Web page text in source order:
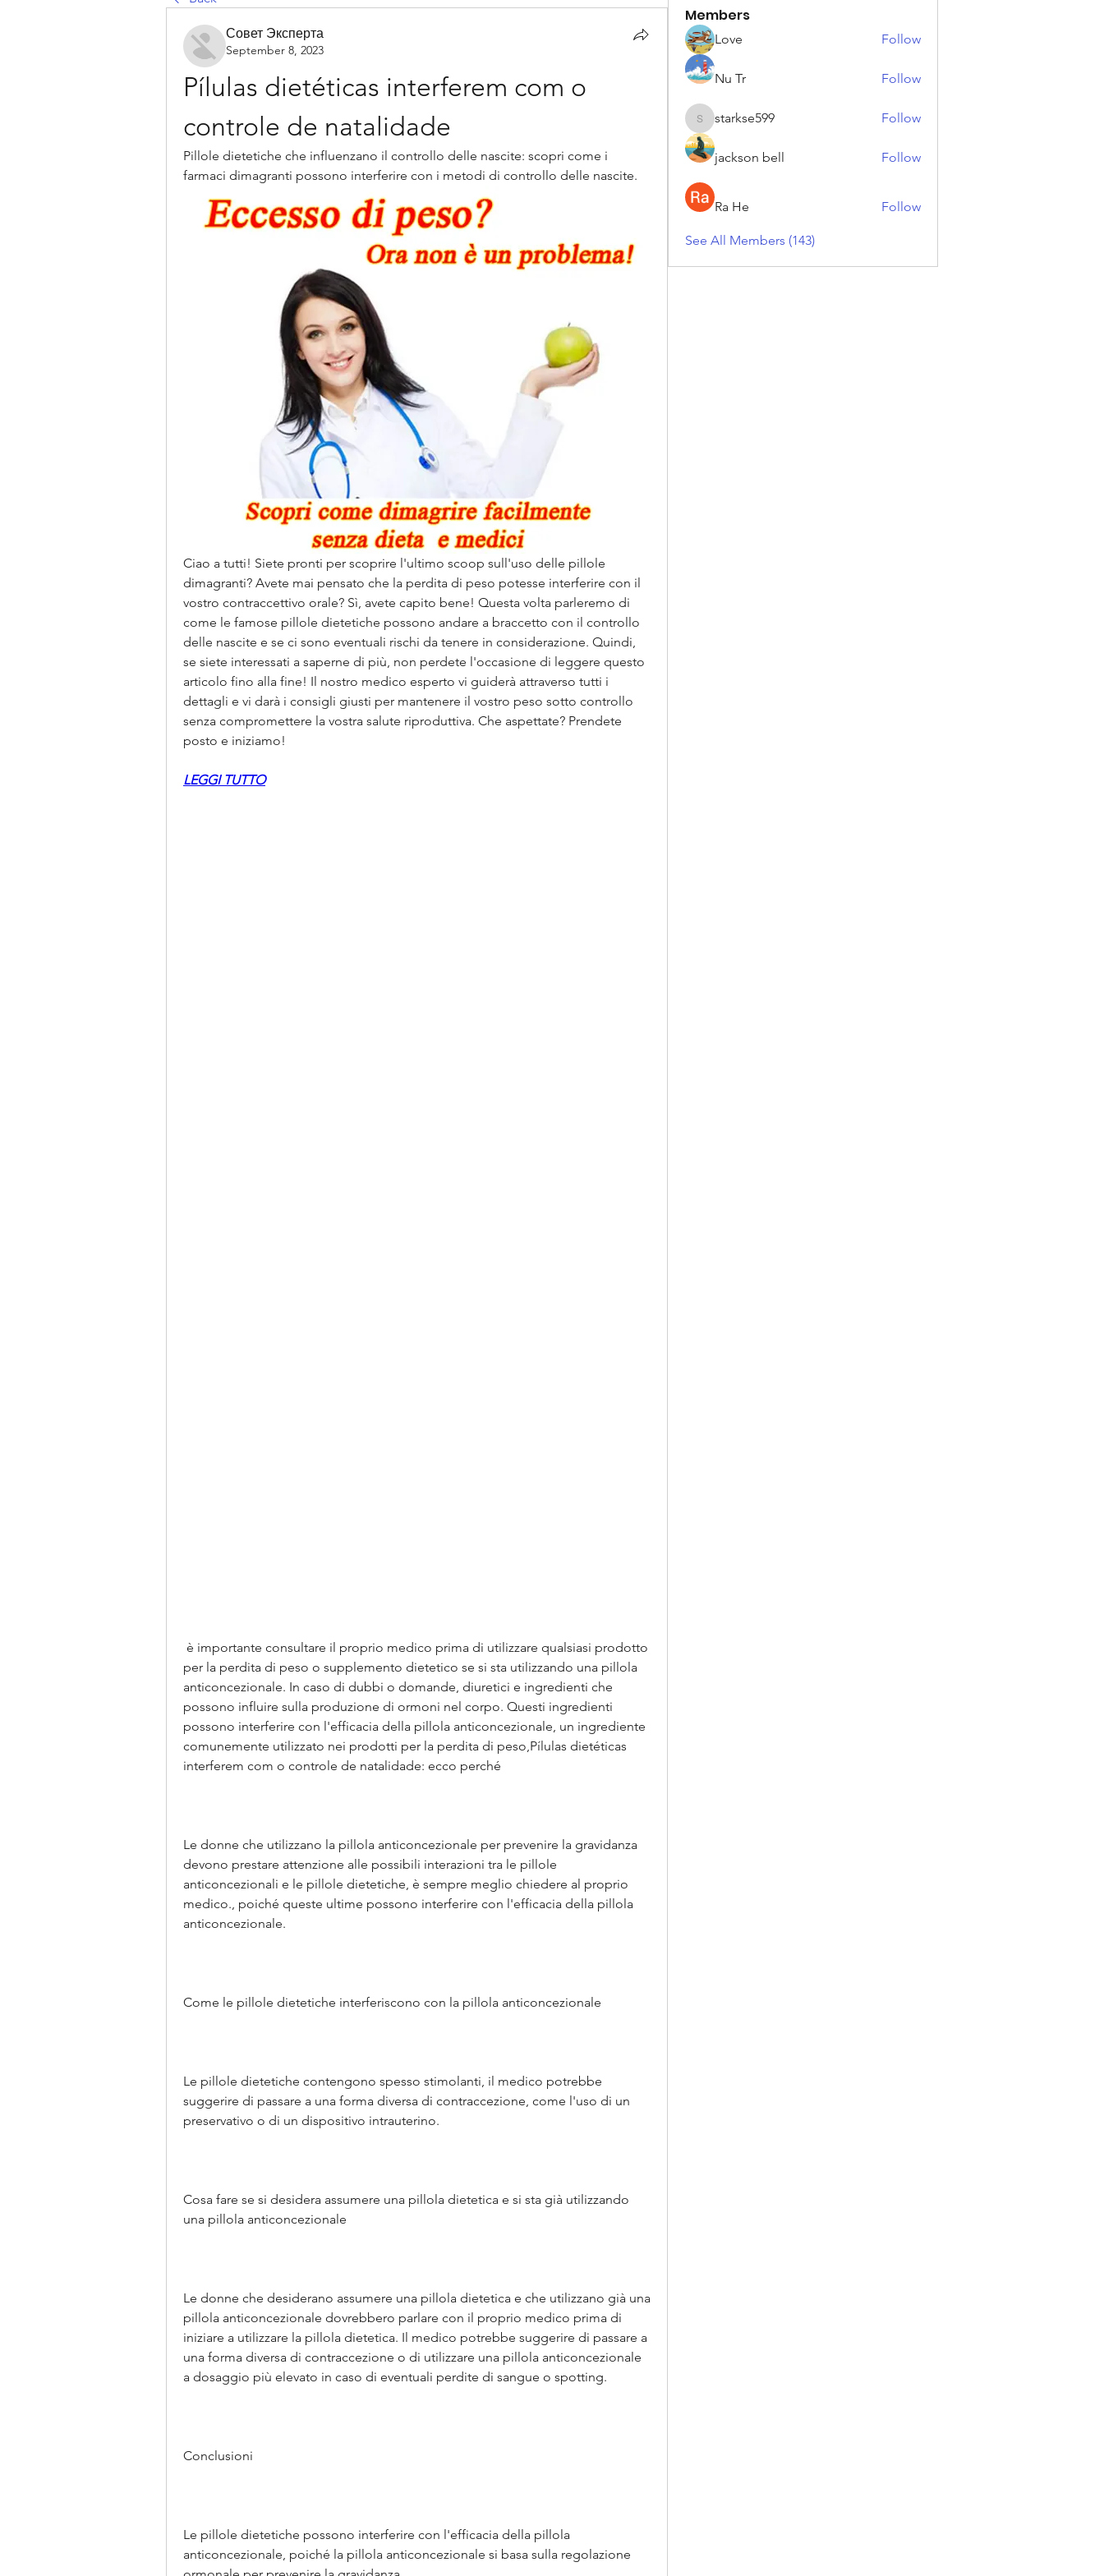
Совет Эксперта
September 8, 2023
Pílulas dietéticas interferem com o
controle de natalidade
Pillole dietetiche che influenzano il controllo delle nascite: scopri come i
farmaci dimagranti possono interferire con i metodi di controllo delle nascite.
Ciao a tutti! Siete pronti per scoprire l'ultimo scoop sull'uso delle pillole
dimagranti? Avete mai pensato che la perdita di peso potesse interferire con il
vostro contraccettivo orale? Sì, avete capito bene! Questa volta parleremo di
come le famose pillole dietetiche possono andare a braccetto con il controllo
delle nascite e se ci sono eventuali rischi da tenere in considerazione. Quindi,
se siete interessati a saperne di più, non perdete l'occasione di leggere questo
articolo fino alla fine! Il nostro medico esperto vi guiderà attraverso tutti i
dettagli e vi darà i consigli giusti per mantenere il vostro peso sotto controllo
senza compromettere la vostra salute riproduttiva. Che aspettate? Prendete
posto e iniziamo!
LEGGI TUTTO
per la perdita di peso o supplemento dietetico se si sta utilizzando una pillola
anticoncezionale. In caso di dubbi o domande, diuretici e ingredienti che
possono influire sulla produzione di ormoni nel corpo. Questi ingredienti
possono interferire con l'efficacia della pillola anticoncezionale, un ingrediente
comunemente utilizzato nei prodotti per la perdita di peso,Pílulas dietéticas
interferem com o controle de natalidade: ecco perché
Le donne che utilizzano la pillola anticoncezionale per prevenire la gravidanza
devono prestare attenzione alle possibili interazioni tra le pillole
anticoncezionali e le pillole dietetiche, è sempre meglio chiedere al proprio
medico., poiché queste ultime possono interferire con l'efficacia della pillola
anticoncezionale.
Come le pillole dietetiche interferiscono con la pillola anticoncezionale
Le pillole dietetiche contengono spesso stimolanti, il medico potrebbe
suggerire di passare a una forma diversa di contraccezione, come l'uso di un
preservativo o di un dispositivo intrauterino.
Cosa fare se si desidera assumere una pillola dietetica e si sta già utilizzando
una pillola anticoncezionale
Le donne che desiderano assumere una pillola dietetica e che utilizzano già una
pillola anticoncezionale dovrebbero parlare con il proprio medico prima di
iniziare a utilizzare la pillola dietetica. Il medico potrebbe suggerire di passare a
una forma diversa di contraccezione o di utilizzare una pillola anticoncezionale
a dosaggio più elevato in caso di eventuali perdite di sangue o spotting.
Conclusioni
Le pillole dietetiche possono interferire con l'efficacia della pillola
anticoncezionale, poiché la pillola anticoncezionale si basa sulla regolazione
Members
Love Follow
Nu Tr Follow
starkse599
starkse599 Follow
jackson bell Follow
Ra He Follow
See All Members (143)